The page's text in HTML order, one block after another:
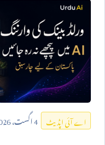
اے آئی اپڈیٹ 4اگست،